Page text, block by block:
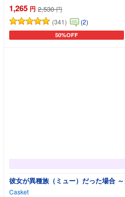
1,265 円 2,530 円
(341)
(2)
50%OFF
カートに追加
彼女が異種族（ミュー）だった場合
Casket